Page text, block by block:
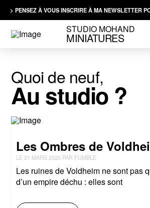
> PENSEZ À VOUS INSCRIRE À MA NEWSLETTER
STUDIO MOHAND
MINIATURES
Quoi de neuf,
Au studio ?
Les Ombres de
LE 21 MARS 2025 PAR FUMBLE
Les ruines de Voldheim ne sont pas
d’un empire déchu : elles sont